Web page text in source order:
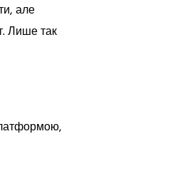
але
Лише так